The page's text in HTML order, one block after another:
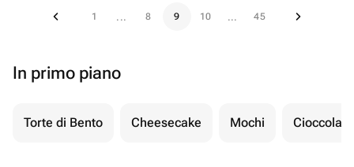
1 ... 8 9 10 ... 45
In primo piano
Torte di Bento Cheesecake Mochi